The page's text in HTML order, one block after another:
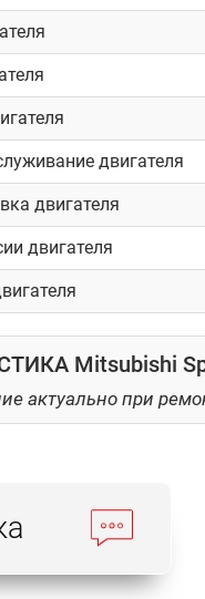
двигателя
двигателя
двигателя
Mitsubishi
актуально при